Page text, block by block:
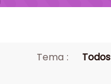
Tema : Todos